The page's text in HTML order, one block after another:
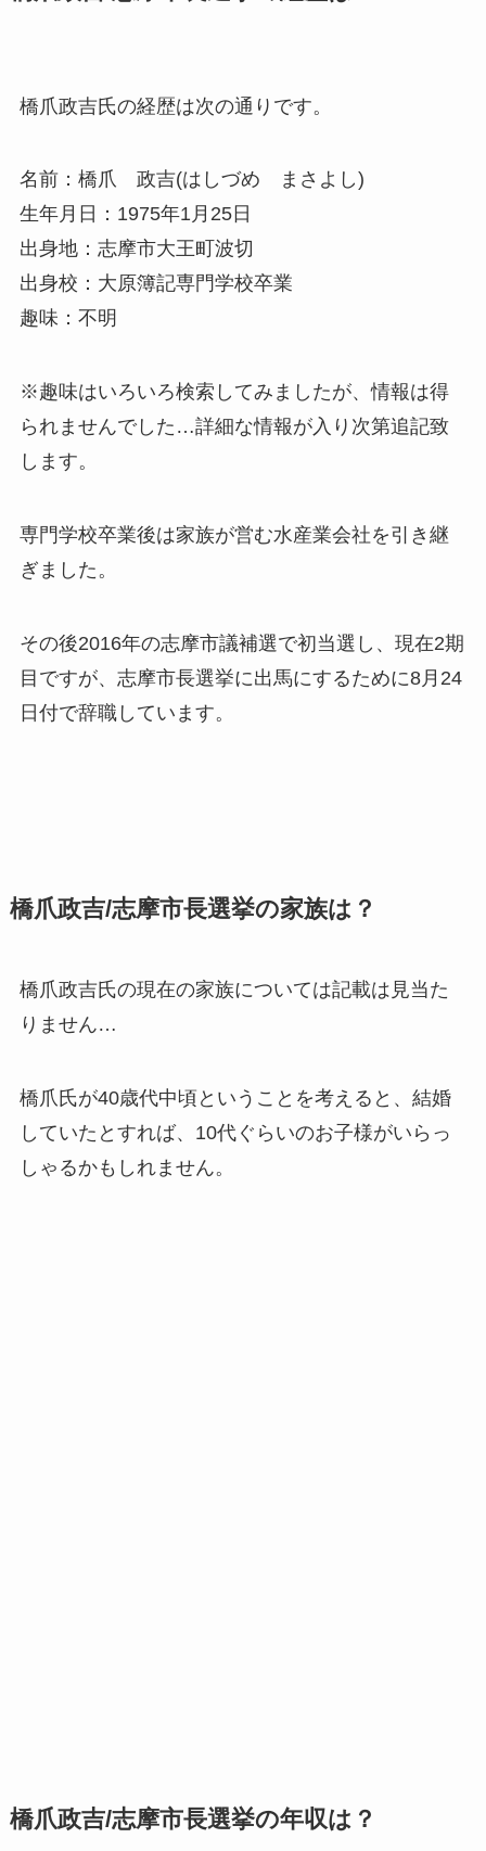
橋爪政吉氏の経歴は次の通りです。
名前：橋爪 政吉(はしづめ まさよし)
生年月日：1975年1月25日
出身地：志摩市大王町波切
出身校：大原簿記専門学校卒業
趣味：不明
※趣味はいろいろ検索してみましたが、情報は得
られませんでした…詳細な情報が入り次第追記致
します。
専門学校卒業後は家族が営む水産業会社を引き継
ぎました。
その後2016年の志摩市議補選で初当選し、現在2期
目ですが、志摩市長選挙に出馬にするために8月24
日付で辞職しています。
橋爪政吉/志摩市長選挙の家族は？
橋爪政吉氏の現在の家族については記載は見当た
りません…
橋爪氏が40歳代中頃ということを考えると、結婚
していたとすれば、10代ぐらいのお子様がいらっ
しゃるかもしれません。
橋爪政吉/志摩市長選挙の年収は？